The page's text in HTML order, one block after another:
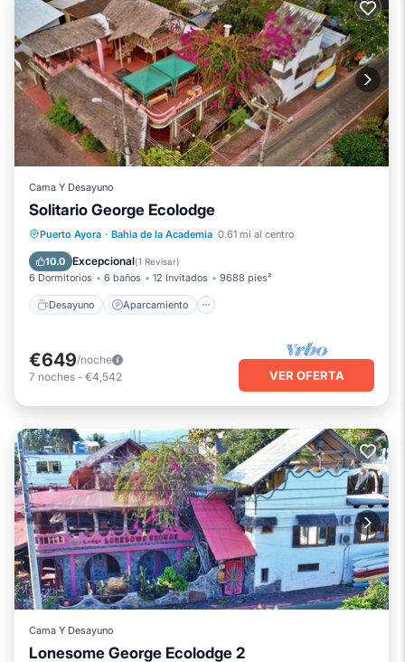
Cama Y Desayuno
Solitario George Ecolodge
Puerto Ayora · Bahia de la Academia 0.61 mi al centro
10.0 Excepcional(1 Revisar)
6 Dormitorios 6 baños 12 Invitados 9688 pies²
Desayuno Aparcamiento
Desayuno
Aparcamiento
Balcón/Terraza
€649/noche
7 noches - €4,542 VER OFERTA
Cama Y Desayuno
Lonesome George Ecolodge 2